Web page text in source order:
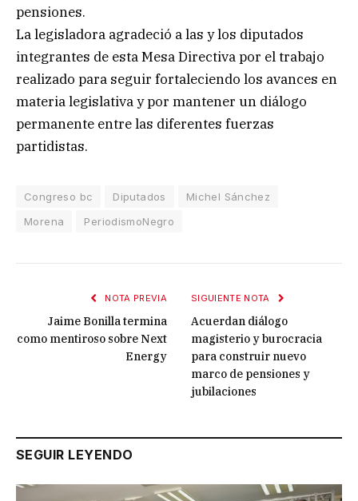
pensiones.
La legisladora agradeció a las y los diputados
integrantes de esta Mesa Directiva por el trabajo
realizado para seguir fortaleciendo los avances en
materia legislativa y por mantener un diálogo
permanente entre las diferentes fuerzas
partidistas.
Congreso bc Diputados
Michel Sánchez
Morena
PeriodismoNegro
NOTA PREVIA
Jaime Bonilla termina
como mentiroso sobre Next
Energy
SIGUIENTE NOTA
Acuerdan diálogo
magisterio y burocracia
para construir nuevo
marco de pensiones y
jubilaciones
SEGUIR LEYENDO